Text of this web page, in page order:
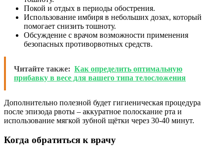
Покой и отдых в периоды обострения.
Использование имбиря в небольших дозах, который
помогает снизить тошноту.
Обсуждение с врачом возможности применения
безопасных противорвотных средств.
Читайте также: Как определить оптимальную
прибавку в весе для вашего типа телосложения
Дополнительно полезной будет гигиеническая процедура
после эпизода рвоты – аккуратное полоскание рта и
использование мягкой зубной щётки через 30-40 минут.
Когда обратиться к врачу